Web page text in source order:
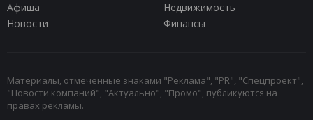
Афиша
Недвижимость
Новости
Финансы
Материалы, отмеченные знаками "Реклама", "PR", "Спецпроект",
"Новости компаний", "Актуально", "Промо", публикуются на
правах рекламы.